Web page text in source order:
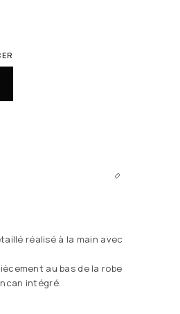
réalisé à la main avec
au bas de la robe
intégré.